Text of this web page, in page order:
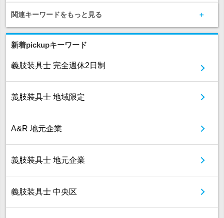
関連キーワードをもっと見る
新着pickupキーワード
義肢装具士 完全週休2日制
義肢装具士 地域限定
A&R 地元企業
義肢装具士 地元企業
義肢装具士 中央区